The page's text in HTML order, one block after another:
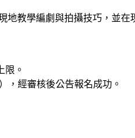
地教學編劇與拍攝技巧，並
限。
，經審核後公告報名成功。